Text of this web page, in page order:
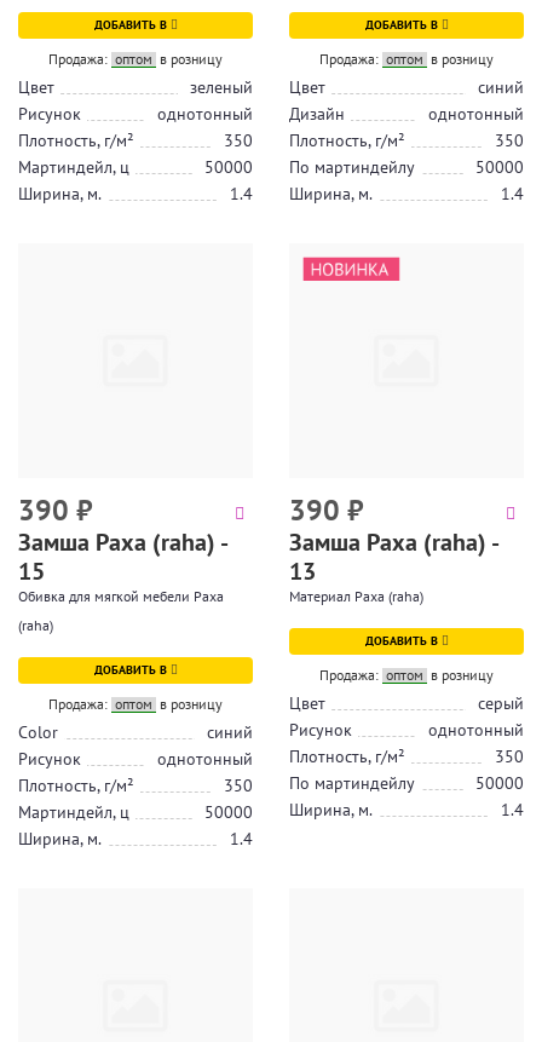
ДОБАВИТЬ В
Продажа: оптом в розницу
Цвет
зеленый
Рисунок
однотонный
Плотность, г/м²
350
Мартиндейл, ц
50000
Ширина, м.
1.4
ДОБАВИТЬ В
Продажа: оптом в розницу
Цвет
синий
Дизайн
однотонный
Плотность, г/м²
350
По мартиндейлу
50000
Ширина, м.
1.4
390 ₽
Замша Раха (raha) -
15
Обивка для мягкой мебели Раха
(raha)
ДОБАВИТЬ В
Продажа: оптом в розницу
Color
синий
Рисунок
однотонный
Плотность, г/м²
350
Мартиндейл, ц
50000
Ширина, м.
1.4
390 ₽
Замша Раха (raha) -
13
Материал Раха (raha)
ДОБАВИТЬ В
Продажа: оптом в розницу
Цвет
серый
Рисунок
однотонный
Плотность, г/м²
350
По мартиндейлу
50000
Ширина, м.
1.4